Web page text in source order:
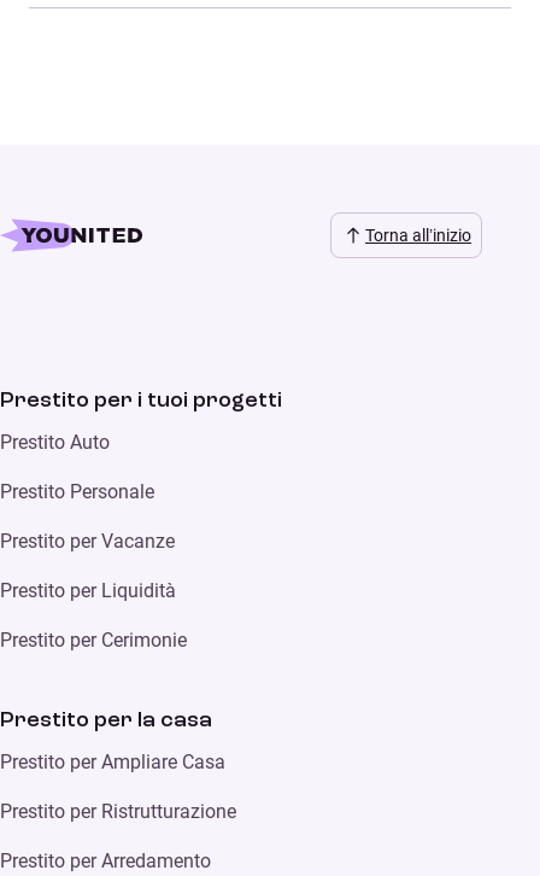
Torna all’inizio
Prestito per i tuoi progetti
Prestito Auto
Prestito Personale
Prestito per Vacanze
Prestito per Liquidità
Prestito per Cerimonie
Prestito per la casa
Prestito per Ampliare Casa
Prestito per Ristrutturazione
Prestito per Arredamento